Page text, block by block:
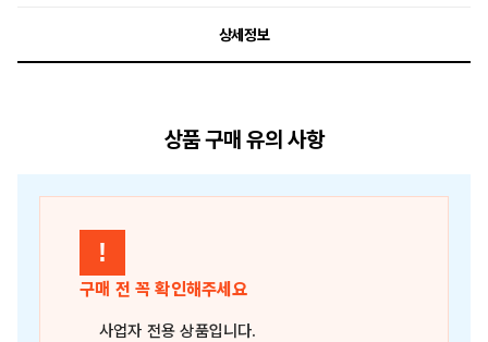
상세정보
상품 구매 유의 사항
!
구매 전 꼭 확인해주세요
사업자 전용 상품입니다.